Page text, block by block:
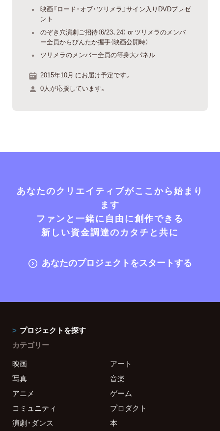
映画『ロード・オブ・ツリメラ』サイン入りDVDプレゼ
ント
のぞき穴演劇ご招待（6/23、24） or ツリメラのメンバ
ー全員からびんたか握手（映画公開時）
ツリメラのメンバー全員の等身大パネル
2015年10月 にお届け予定です。
0人が応援しています。
あなたのクリエイティブがここから始まり
ます
ファンと一緒に自由に創作できる
新しい資金調達のカタチと共に
あなたのプロジェクトをスタートする
プロジェクトを探す
カテゴリー
映画
アート
写真
音楽
アニメ
ゲーム
コミュニティ
プロダクト
演劇・ダンス
本